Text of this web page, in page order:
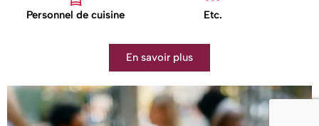
Personnel de cuisine Etc.
En savoir plus